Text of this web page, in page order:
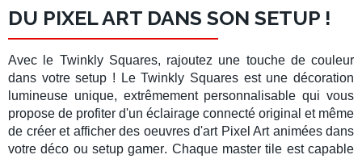
DU PIXEL ART DANS SON SETUP !
Avec le Twinkly Squares, rajoutez une touche de couleur
dans votre setup ! LeTwinkly Squares est unedécoration
lumineuse unique, extrêmementpersonnalisablequi vous
propose de profiter d'un éclairage connecté original et même
de créer et afficher des oeuvres d'art Pixel Artanimées dans
votredéco ousetup gamer. Chaque master tile est capable